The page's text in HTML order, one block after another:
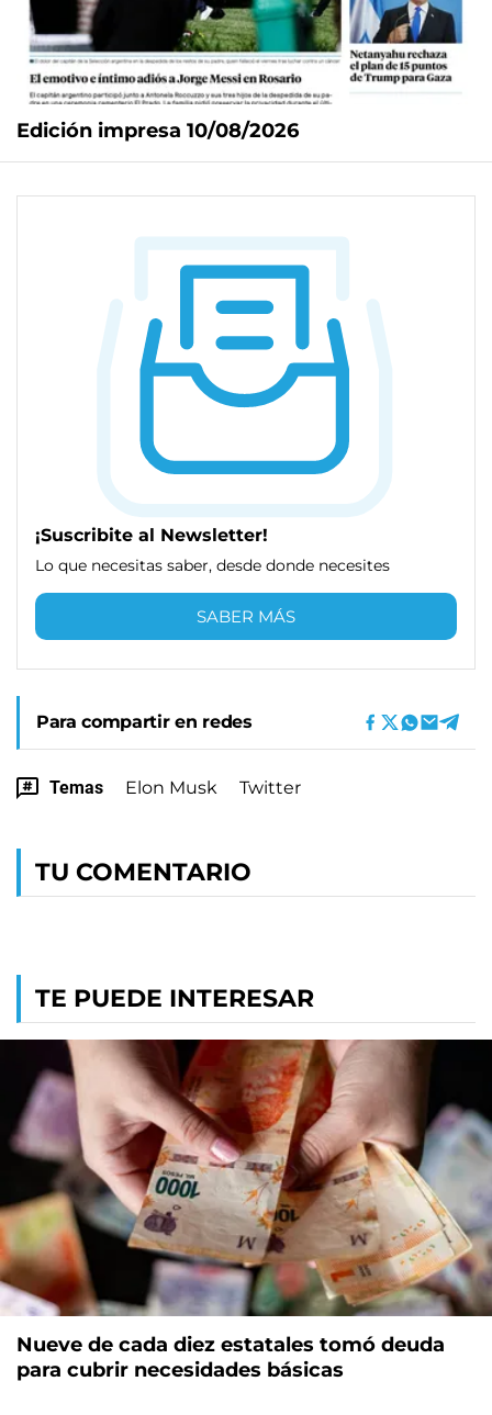
Edición impresa 10/08/2026
¡Suscribite al Newsletter!
Lo que necesitas saber, desde donde necesites
SABER MÁS
Para compartir en redes
Temas Elon Musk Twitter
TU COMENTARIO
TE PUEDE INTERESAR
Nueve de cada diez estatales tomó deuda
para cubrir necesidades básicas